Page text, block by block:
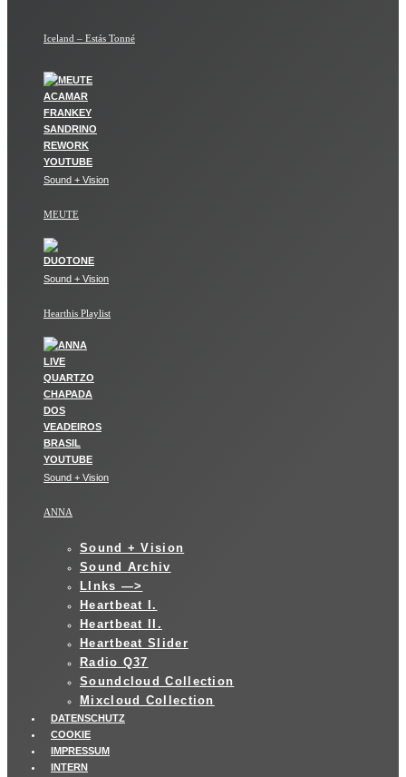
Iceland – Estás Tonné
Sound + Vision
MEUTE
Sound + Vision
Hearthis Playlist
Sound + Vision
ANNA
Sound + Vision
Sound Archiv
LInks —>
Heartbeat I.
Heartbeat II.
Heartbeat Slider
Radio Q37
Soundcloud Collection
Mixcloud Collection
DATENSCHUTZ
COOKIE
IMPRESSUM
INTERN